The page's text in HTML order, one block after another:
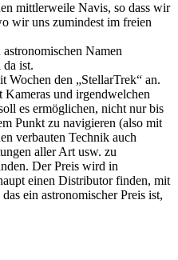
mittlerweile Navis, so dass wir
wir uns zumindest im freien
Namen
da ist.
Wochen den „StellarTrek“ an.
und irgendwelchen
es ermöglichen, nicht nur bis
Punkt zu navigieren (also mit
verbauten Technik auch
aller Art usw. zu
Der Preis wird in
einen Distributor finden, mit
ein astronomischer Preis ist,